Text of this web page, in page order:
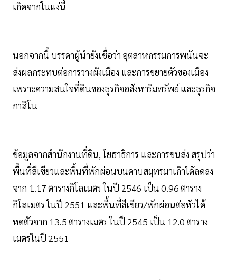
เกิดจากในแง่นี้
นอกจากนี้ บรรดาผู้นำยังเชื่อว่า อุตสาหกรรมการพนันจะ
ส่งผลกระทบต่อการวางผังเมือง และการขยายตัวของเมือง
เพราะความสนใจที่ดินของธุรกิจอสังหาริมทรัพย์ และธุรกิจ
กาสิโน
ข้อมูลจากสำนักงานที่ดิน, โยธาธิการ และการขนส่ง สรุปว่า
พื้นที่สีเขียวและพื้นที่พักผ่อนบนคาบสมุทรมาเก๊าได้ลดลง
จาก 1.17 ตารางกิโลเมตร ในปี 2546 เป็น 0.96 ตาราง
กิโลเมตร ในปี 2551 และพื้นที่สีเขียว/พักผ่อนต่อหัวได้
หดตัวจาก 13.5 ตารางเมตร ในปี 2545 เป็น 12.0 ตาราง
เมตรในปี 2551